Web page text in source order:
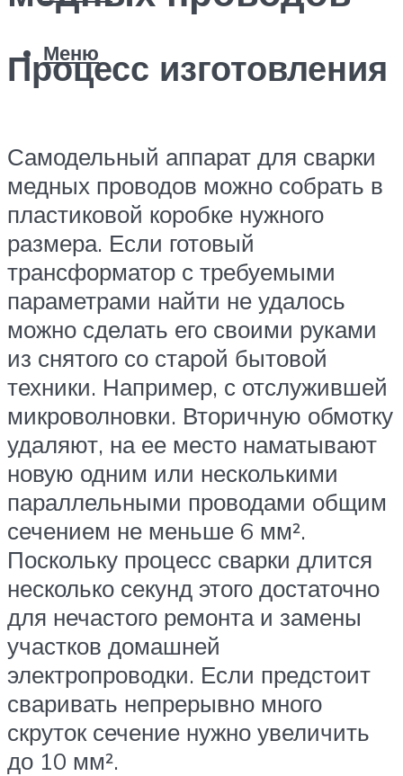
Меню
Процесс изготовления
Самодельный аппарат для сварки
медных проводов можно собрать в
пластиковой коробке нужного
размера. Если готовый
трансформатор с требуемыми
параметрами найти не удалось
можно сделать его своими руками
из снятого со старой бытовой
техники. Например, с отслужившей
микроволновки. Вторичную обмотку
удаляют, на ее место наматывают
новую одним или несколькими
параллельными проводами общим
сечением не меньше 6 мм².
Поскольку процесс сварки длится
несколько секунд этого достаточно
для нечастого ремонта и замены
участков домашней
электропроводки. Если предстоит
сваривать непрерывно много
скруток сечение нужно увеличить
до 10 мм².